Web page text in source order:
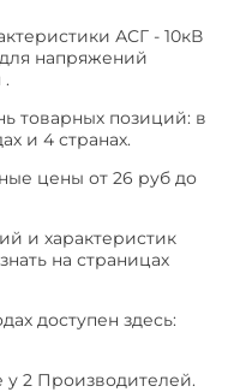
АСГ - 10кВ
напряжений
.
товарных позиций: в
и 4 странах.
цены от 26 руб до
и характеристик
на страницах
доступен здесь:
у 2 Производителей.